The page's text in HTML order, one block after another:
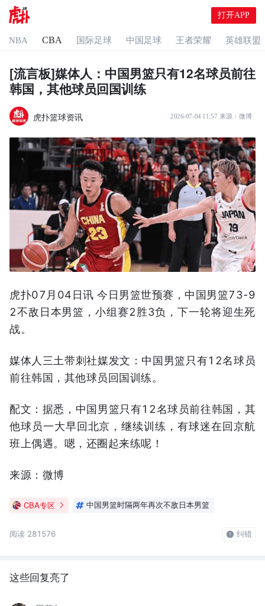
打开APP
NBA CBA 国际足球 中国足球 王者荣耀 英雄联盟
[流言板]媒体人：中国男篮只有12名球员前往
韩国，其他球员回国训练
虎扑篮球资讯 2026-07-04 11:57 来源： 微博
虎扑07月04日讯 今日男篮世预赛，中国男篮73-9
2不敌日本男篮，小组赛2胜3负，下一轮将迎生死
战。
媒体人三土带刺社媒发文：中国男篮只有12名球员
前往韩国，其他球员回国训练。
配文：据悉，中国男篮只有12名球员前往韩国，其
他球员一大早回北京，继续训练，有球迷在回京航
班上偶遇。嗯，还圈起来练呢！ ​​​
来源：微博
CBA专区 中国男篮时隔两年再次不敌日本男篮
阅读 281576 纠错
这些回复亮了